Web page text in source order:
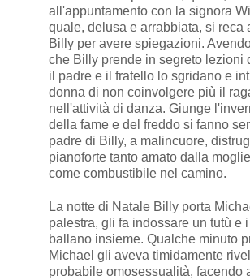
all'appuntamento con la signora
quale, delusa e arrabbiata, si reca
Billy per avere spiegazioni.
che Billy prende in segreto lezioni
il padre e il fratello lo sgridano e
donna di non coinvolgere più il
nell'attività di danza. Giunge
della fame e del freddo si fanno
padre di Billy, a malincuore,
pianoforte tanto amato dalla
come combustibile nel camino.
La notte di Natale Billy porta
palestra, gli fa indossare un tutù e
ballano insieme. Qualche minuto
Michael gli aveva timidamente
probabile omosessualità, facendo